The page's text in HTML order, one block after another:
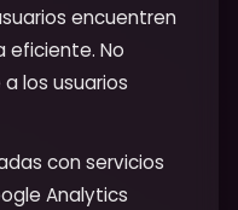
encuentren
eficiente. No
los usuarios
con servicios
Analytics